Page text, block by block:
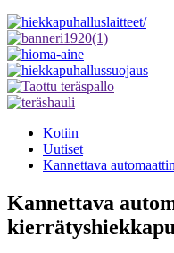
Kotiin
Uutiset
Kannettava
Kannettava